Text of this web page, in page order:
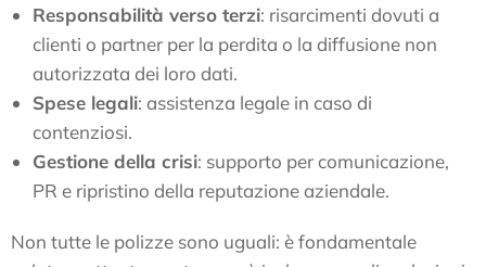
Responsabilità verso terzi: risarcimenti dovuti a
clienti o partner per la perdita o la diffusione non
autorizzata dei loro dati.
Spese legali: assistenza legale in caso di
contenziosi.
Gestione della crisi: supporto per comunicazione,
PR e ripristino della reputazione aziendale.
Non tutte le polizze sono uguali: è fondamentale